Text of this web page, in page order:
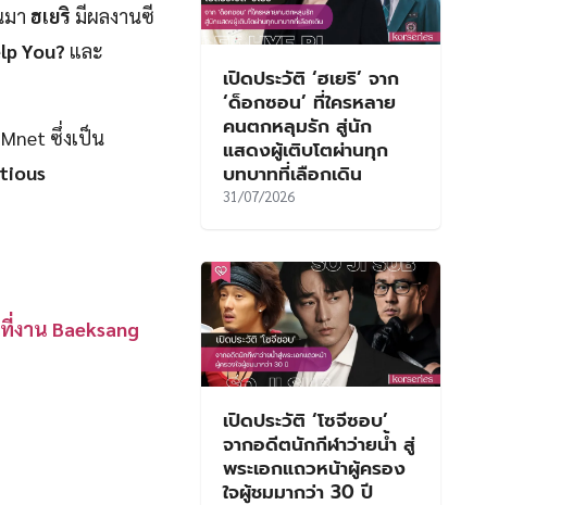
า ฮเยริ มีผลงานซี
You? และ
ซึ่งเป็น
งาน Baeksang
เปิดประวัติ ‘ฮเยริ’ จาก
‘ด็อกซอน’ ที่ใครหลาย
คนตกหลุมรัก สู่นัก
แสดงผู้เติบโตผ่านทุก
บทบาทที่เลือกเดิน
31/07/2026
เปิดประวัติ ‘โซจีซอบ’
จากอดีตนักกีฬาว่ายน้ำ สู่
พระเอกแถวหน้าผู้ครอง
ใจผู้ชมมากว่า 30 ปี